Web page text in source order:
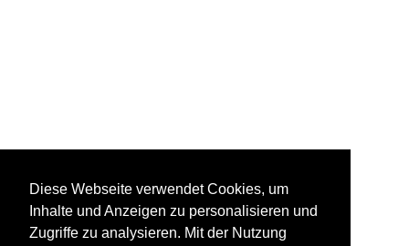
Diese Webseite verwendet Cookies, um
Inhalte und Anzeigen zu personalisieren und
Zugriffe zu analysieren. Mit der Nutzung